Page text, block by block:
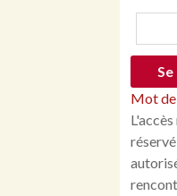
Mot de